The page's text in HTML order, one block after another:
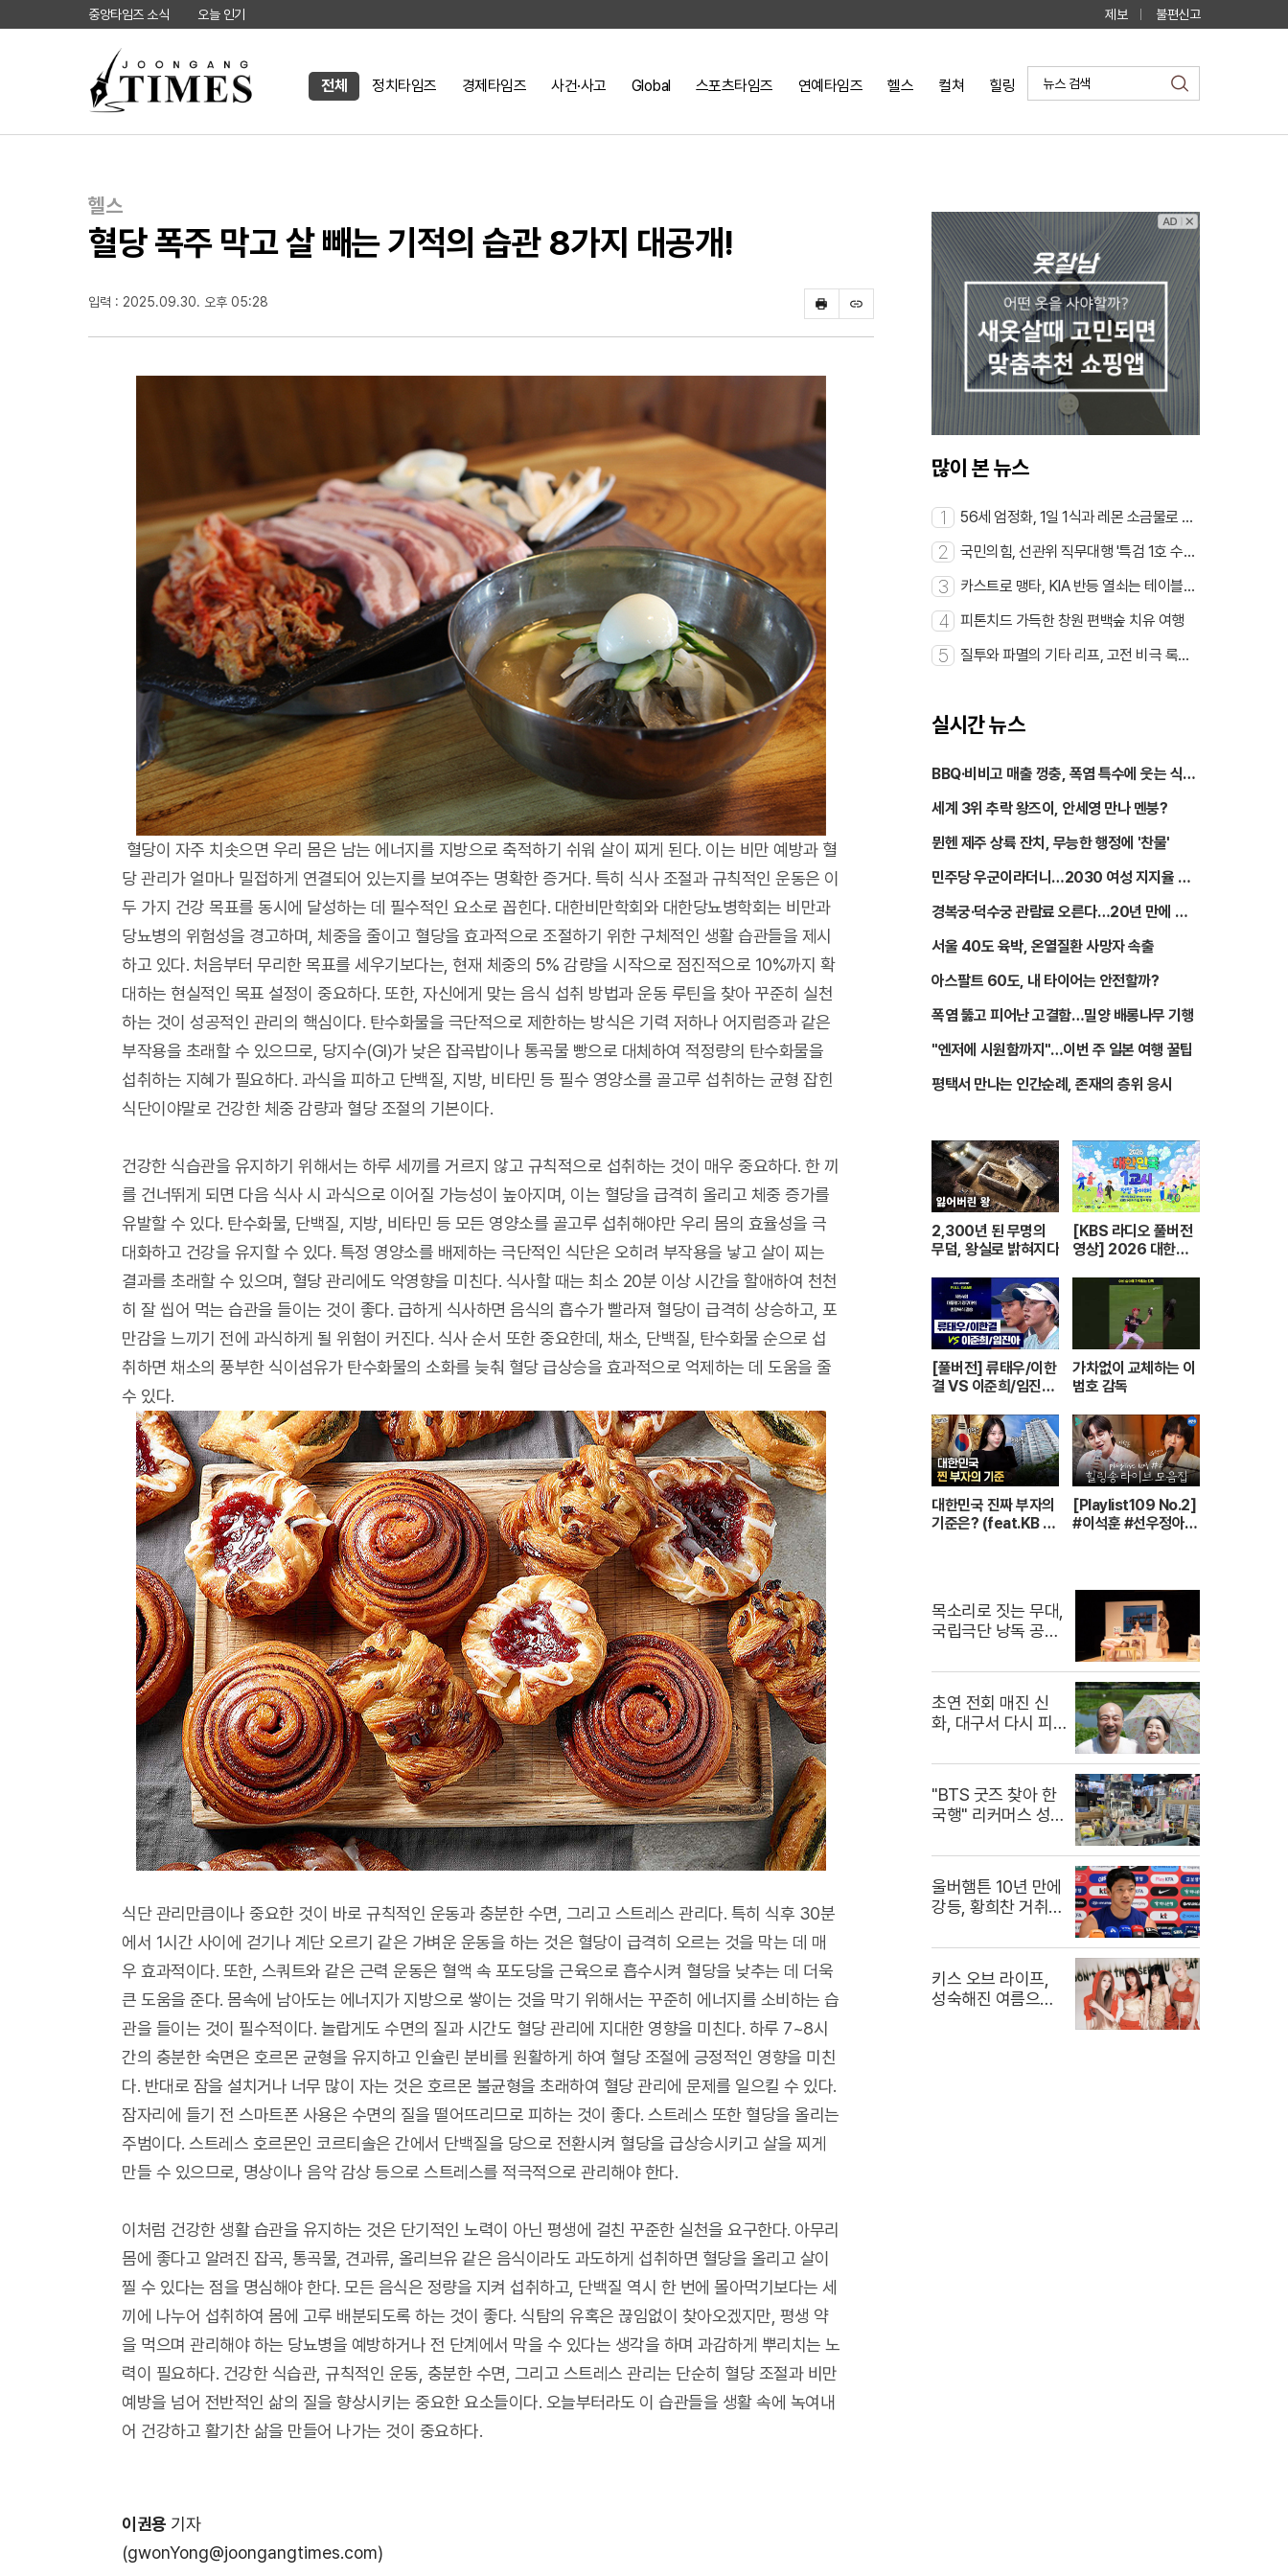
중앙타임즈 소식 오늘 인기 제보 불편신고
검
전체 정치타임즈 경제타임즈 사건·사고 Global 스포츠타임즈 연예타임즈 헬스 컬쳐 힐링
헬스
혈당 폭주 막고 살 빼는 기적의 습관 8가지 대공개!
프
스
입력 : 2025.09.30. 오후 05:28
혈당이 자주 치솟으면 우리 몸은 남는 에너지를 지방으로 축적하기 쉬워 살이 찌게 된다. 이는 비만 예방과 혈
당 관리가 얼마나 밀접하게 연결되어 있는지를 보여주는 명확한 증거다. 특히 식사 조절과 규칙적인 운동은 이
두 가지 건강 목표를 동시에 달성하는 데 필수적인 요소로 꼽힌다. 대한비만학회와 대한당뇨병학회는 비만과
당뇨병의 위험성을 경고하며, 체중을 줄이고 혈당을 효과적으로 조절하기 위한 구체적인 생활 습관들을 제시
하고 있다. 처음부터 무리한 목표를 세우기보다는, 현재 체중의 5% 감량을 시작으로 점진적으로 10%까지 확
대하는 현실적인 목표 설정이 중요하다. 또한, 자신에게 맞는 음식 섭취 방법과 운동 루틴을 찾아 꾸준히 실천
하는 것이 성공적인 관리의 핵심이다. 탄수화물을 극단적으로 제한하는 방식은 기력 저하나 어지럼증과 같은
부작용을 초래할 수 있으므로, 당지수(GI)가 낮은 잡곡밥이나 통곡물 빵으로 대체하여 적정량의 탄수화물을
섭취하는 지혜가 필요하다. 과식을 피하고 단백질, 지방, 비타민 등 필수 영양소를 골고루 섭취하는 균형 잡힌
식단이야말로 건강한 체중 감량과 혈당 조절의 기본이다.
건강한 식습관을 유지하기 위해서는 하루 세끼를 거르지 않고 규칙적으로 섭취하는 것이 매우 중요하다. 한 끼
를 건너뛰게 되면 다음 식사 시 과식으로 이어질 가능성이 높아지며, 이는 혈당을 급격히 올리고 체중 증가를
유발할 수 있다. 탄수화물, 단백질, 지방, 비타민 등 모든 영양소를 골고루 섭취해야만 우리 몸의 효율성을 극
대화하고 건강을 유지할 수 있다. 특정 영양소를 배제하는 극단적인 식단은 오히려 부작용을 낳고 살이 찌는
결과를 초래할 수 있으며, 혈당 관리에도 악영향을 미친다. 식사할 때는 최소 20분 이상 시간을 할애하여 천천
히 잘 씹어 먹는 습관을 들이는 것이 좋다. 급하게 식사하면 음식의 흡수가 빨라져 혈당이 급격히 상승하고, 포
만감을 느끼기 전에 과식하게 될 위험이 커진다. 식사 순서 또한 중요한데, 채소, 단백질, 탄수화물 순으로 섭
취하면 채소의 풍부한 식이섬유가 탄수화물의 소화를 늦춰 혈당 급상승을 효과적으로 억제하는 데 도움을 줄
수 있다.
식단 관리만큼이나 중요한 것이 바로 규칙적인 운동과 충분한 수면, 그리고 스트레스 관리다. 특히 식후 30분
에서 1시간 사이에 걷기나 계단 오르기 같은 가벼운 운동을 하는 것은 혈당이 급격히 오르는 것을 막는 데 매
우 효과적이다. 또한, 스쿼트와 같은 근력 운동은 혈액 속 포도당을 근육으로 흡수시켜 혈당을 낮추는 데 더욱
큰 도움을 준다. 몸속에 남아도는 에너지가 지방으로 쌓이는 것을 막기 위해서는 꾸준히 에너지를 소비하는 습
관을 들이는 것이 필수적이다. 놀랍게도 수면의 질과 시간도 혈당 관리에 지대한 영향을 미친다. 하루 7~8시
간의 충분한 숙면은 호르몬 균형을 유지하고 인슐린 분비를 원활하게 하여 혈당 조절에 긍정적인 영향을 미친
다. 반대로 잠을 설치거나 너무 많이 자는 것은 호르몬 불균형을 초래하여 혈당 관리에 문제를 일으킬 수 있다.
잠자리에 들기 전 스마트폰 사용은 수면의 질을 떨어뜨리므로 피하는 것이 좋다. 스트레스 또한 혈당을 올리는
주범이다. 스트레스 호르몬인 코르티솔은 간에서 단백질을 당으로 전환시켜 혈당을 급상승시키고 살을 찌게
만들 수 있으므로, 명상이나 음악 감상 등으로 스트레스를 적극적으로 관리해야 한다.
이처럼 건강한 생활 습관을 유지하는 것은 단기적인 노력이 아닌 평생에 걸친 꾸준한 실천을 요구한다. 아무리
몸에 좋다고 알려진 잡곡, 통곡물, 견과류, 올리브유 같은 음식이라도 과도하게 섭취하면 혈당을 올리고 살이
찔 수 있다는 점을 명심해야 한다. 모든 음식은 정량을 지켜 섭취하고, 단백질 역시 한 번에 몰아먹기보다는 세
끼에 나누어 섭취하여 몸에 고루 배분되도록 하는 것이 좋다. 식탐의 유혹은 끊임없이 찾아오겠지만, 평생 약
을 먹으며 관리해야 하는 당뇨병을 예방하거나 전 단계에서 막을 수 있다는 생각을 하며 과감하게 뿌리치는 노
력이 필요하다. 건강한 식습관, 규칙적인 운동, 충분한 수면, 그리고 스트레스 관리는 단순히 혈당 조절과 비만
예방을 넘어 전반적인 삶의 질을 향상시키는 중요한 요소들이다. 오늘부터라도 이 습관들을 생활 속에 녹여내
어 건강하고 활기찬 삶을 만들어 나가는 것이 중요하다.
이권용 기자
(gwonYong@joongangtimes.com)
많이 본 뉴스
1
56세 엄정화, 1일 1식과 레몬 소금물로 동
안 완성
2
국민의힘, 선관위 직무대행 '특검 1호 수사'
촉구
3
카스트로 맹타, KIA 반등 열쇠는 테이블세
터
4 피톤치드 가득한 창원 편백숲 치유 여행
5
질투와 파멸의 기타 리프, 고전 비극 록으
실시간 뉴스
BBQ·비비고 매출 껑충, 폭염 특수에 웃는 식품
가
세계 3위 추락 왕즈이, 안세영 만나 멘붕?
뮌헨 제주 상륙 잔치, 무능한 행정에 '찬물'
민주당 우군이라더니…2030 여성 지지율 급
락한 이유
경복궁·덕수궁 관람료 오른다…20년 만에 가
격 현실화
서울 40도 육박, 온열질환 사망자 속출
아스팔트 60도, 내 타이어는 안전할까?
폭염 뚫고 피어난 고결함…밀양 배롱나무 기행
"엔저에 시원함까지"…이번 주 일본 여행 꿀팁
평택서 만나는 인간순례, 존재의 층위 응시
2,300년 된 무명의
무덤, 왕실로 밝혀지다
[KBS 라디오 풀버전
영상] 2026 대한민
해!”ㅣKBS 26042
[풀버전] 류태우/이한
결 VS 이준희/임진아
합정구대회 혼합복식
결승 (26.07.22 방
송)
가차없이 교체하는 이
범호 감독
대한민국 진짜 부자의
기준은? (feat.KB 2
[Playlist109 No.2]
#이석훈 #선우정아
선우정아 MBC2607
28방송
목소리로 짓는 무대,
국립극단 낭독 공연
초연 전회 매진 신
화, 대구서 다시 피
"BTS 굿즈 찾아 한
국행" 리커머스 성지
울버햄튼 10년 만에
강등, 황희찬 거취
키스 오브 라이프,
성숙해진 여름으로